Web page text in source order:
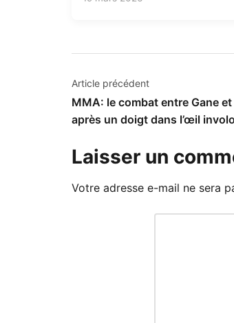
Navigation
de
Article précédent
MMA: le combat entre Gane
après un doigt dans l’œil
Laisser un
Votre adresse e-mail ne sera